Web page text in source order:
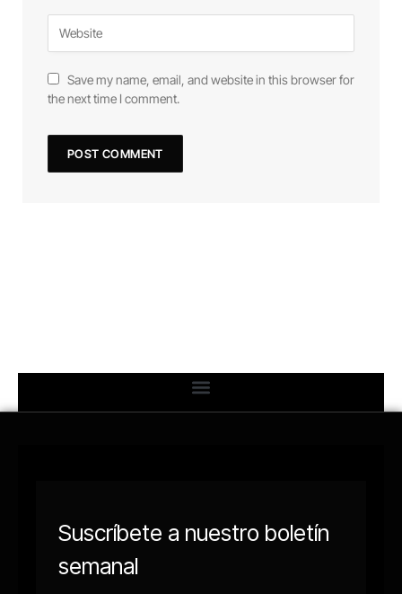
Save my name, email, and website in this browser for
the next time I comment.